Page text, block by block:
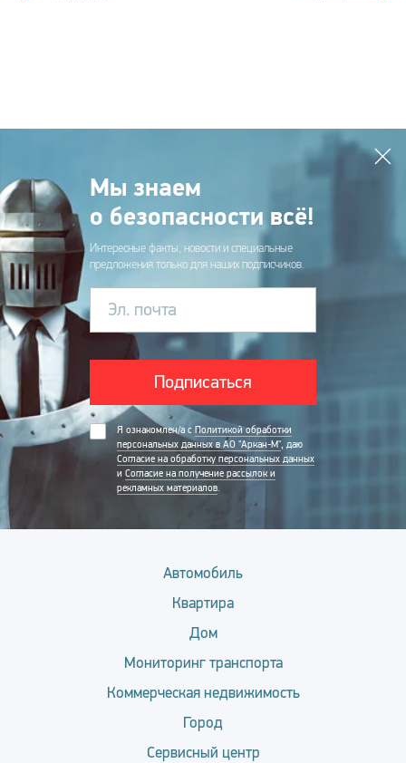
Мы знаем
о безопасности всё!
Интересные факты, новости и специальные
предложения только для наших подписчиков.
Эл. почта
Подписаться
Я ознакомлен/а с Политикой обработки
персональных данных в АО "Аркан-М", даю
Согласие на обработку персональных данных
и Согласие на получение рассылок и
рекламных материалов.
Автомобиль
Квартира
Дом
Мониторинг транспорта
Коммерческая недвижимость
Город
Сервисный центр